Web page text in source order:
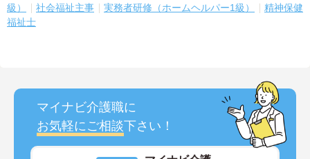
級）
社会福祉主事 実務者研修（ホームヘルパー1級）
精神保健
福祉士
マイナビ介護職に
お気軽にご相談下さい！